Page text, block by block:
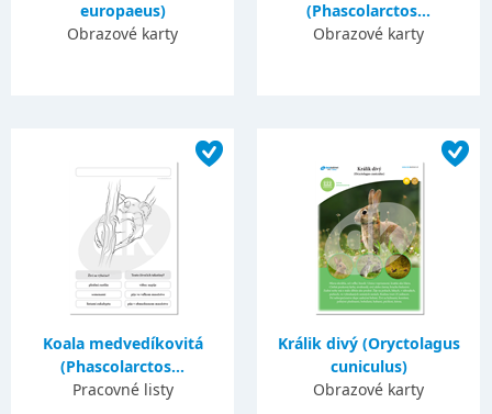
europaeus)
Obrazové karty
(Phascolarctos...
Obrazové karty
Koala medvedíkovitá
(Phascolarctos...
Pracovné listy
Králik divý (Oryctolagus
cuniculus)
Obrazové karty